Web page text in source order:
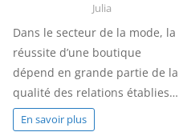
Julia
Dans le secteur de la mode, la
réussite d’une boutique
dépend en grande partie de la
qualité des relations établies…
En savoir plus